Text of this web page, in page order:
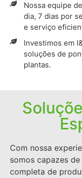
Nossa equipe
dia, 7 dias por
e serviço
Investimos em
soluções de
plantas.
Com nossa
somos capazes
completa de